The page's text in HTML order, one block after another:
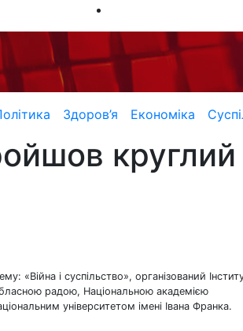
Здоров’я Економіка
круглий
«Війна і суспільство», організований
радою, Національною академією
університетом імені Івана Франка.